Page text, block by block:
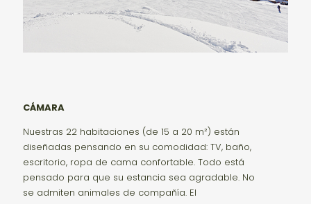
CÁMARA
Nuestras 22 habitaciones (de 15 a 20 m²) están
diseñadas pensando en su comodidad: TV, baño,
escritorio, ropa de cama confortable. Todo está
pensado para que su estancia sea agradable. No
se admiten animales de compañía. El